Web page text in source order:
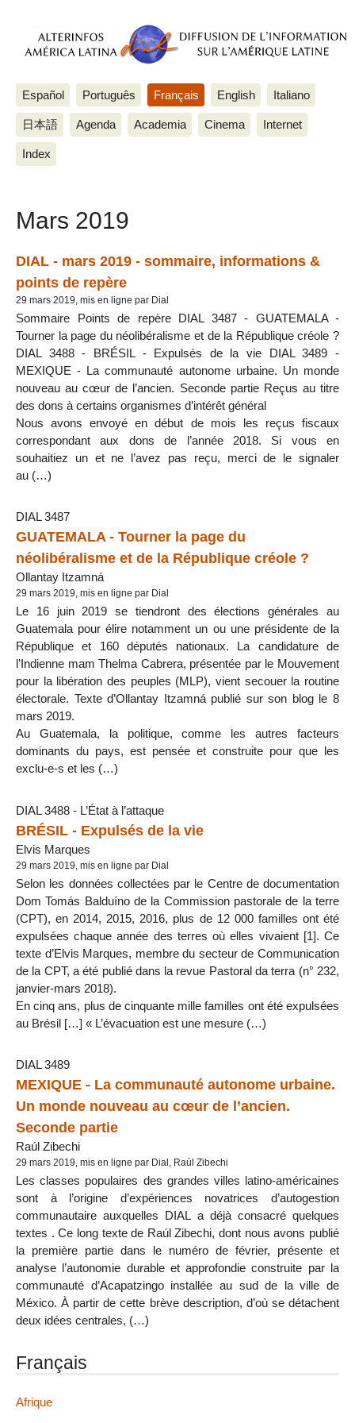
Español Português Français English Italiano
日本語 Agenda Academia Cinema Internet
Index
Mars 2019
DIAL - mars 2019 - sommaire, informations &
points de repère
29 mars 2019, mis en ligne par Dial
Sommaire Points de repère DIAL 3487 - GUATEMALA -
Tourner la page du néolibéralisme et de la République créole ?
DIAL 3488 - BRÉSIL - Expulsés de la vie DIAL 3489 -
MEXIQUE - La communauté autonome urbaine. Un monde
nouveau au cœur de l’ancien. Seconde partie Reçus au titre
des dons à certains organismes d’intérêt général
Nous avons envoyé en début de mois les reçus fiscaux
correspondant aux dons de l’année 2018. Si vous en
souhaitiez un et ne l’avez pas reçu, merci de le signaler
au (…)
DIAL 3487
GUATEMALA - Tourner la page du
néolibéralisme et de la République créole ?
Ollantay Itzamná
29 mars 2019, mis en ligne par Dial
Le 16 juin 2019 se tiendront des élections générales au
Guatemala pour élire notamment un ou une présidente de la
République et 160 députés nationaux. La candidature de
l’Indienne mam Thelma Cabrera, présentée par le Mouvement
pour la libération des peuples (MLP), vient secouer la routine
électorale. Texte d’Ollantay Itzamná publié sur son blog le 8
mars 2019.
Au Guatemala, la politique, comme les autres facteurs
dominants du pays, est pensée et construite pour que les
exclu-e-s et les (…)
DIAL 3488 - L’État à l’attaque
BRÉSIL - Expulsés de la vie
Elvis Marques
29 mars 2019, mis en ligne par Dial
Selon les données collectées par le Centre de documentation
Dom Tomás Balduíno de la Commission pastorale de la terre
(CPT), en 2014, 2015, 2016, plus de 12 000 familles ont été
expulsées chaque année des terres où elles vivaient [1]. Ce
texte d’Elvis Marques, membre du secteur de Communication
de la CPT, a été publié dans la revue Pastoral da terra (n° 232,
janvier-mars 2018).
En cinq ans, plus de cinquante mille familles ont été expulsées
au Brésil […] « L’évacuation est une mesure (…)
DIAL 3489
MEXIQUE - La communauté autonome urbaine.
Un monde nouveau au cœur de l’ancien.
Seconde partie
Raúl Zibechi
29 mars 2019, mis en ligne par Dial, Raúl Zibechi
Les classes populaires des grandes villes latino-américaines
sont à l’origine d’expériences novatrices d’autogestion
communautaire auxquelles DIAL a déjà consacré quelques
textes . Ce long texte de Raúl Zibechi, dont nous avons publié
la première partie dans le numéro de février, présente et
analyse l’autonomie durable et approfondie construite par la
communauté d’Acapatzingo installée au sud de la ville de
México. À partir de cette brève description, d’où se détachent
deux idées centrales, (…)
Français
Afrique